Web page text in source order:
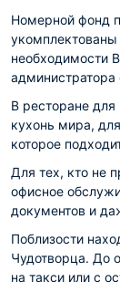
Номерной фонд
необходимости
администратора
В ресторане
кухонь мира,
которое
Для тех, кто не
офисное
документов и
Поблизости
Чудотворца. До
на такси или с